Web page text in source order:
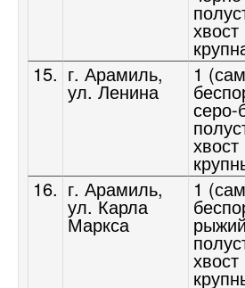
15. г. Арамиль,
ул. Ленина
1
16. г. Арамиль,
ул. Карла
Маркса
1